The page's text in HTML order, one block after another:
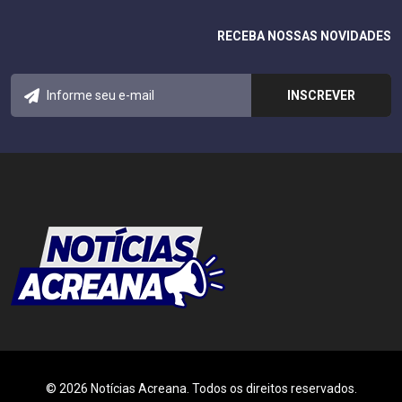
RECEBA NOSSAS NOVIDADES
© 2026 Notícias Acreana. Todos os direitos reservados.